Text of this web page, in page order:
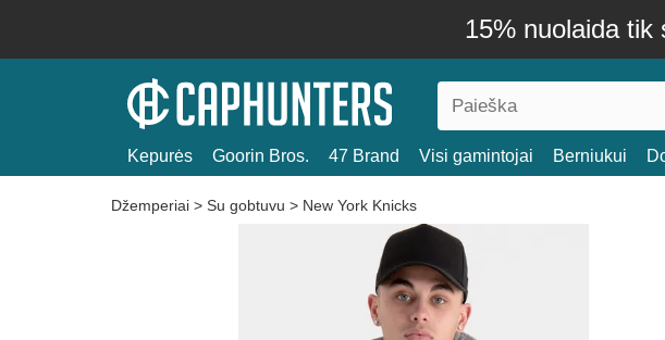
15% nuolaida tik
Kepurės Goorin Bros. 47 Brand Visi gamintojai Berniukui
Džemperiai > Su gobtuvu > New York Knicks